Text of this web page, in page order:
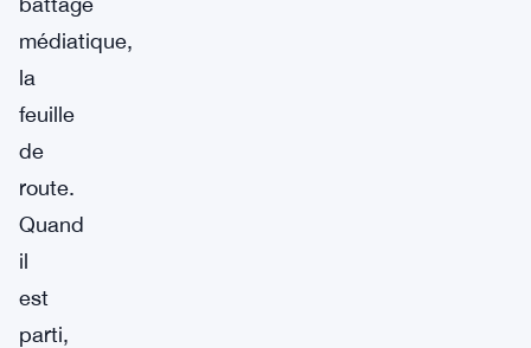
médiatique,
la
feuille
de
route.
Quand
il
est
parti,